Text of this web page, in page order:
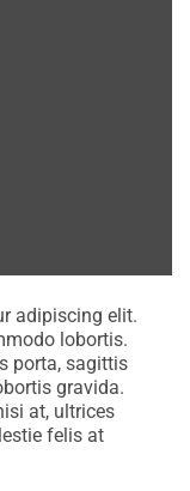
adipiscing elit.
lobortis.
porta, sagittis
gravida.
at, ultrices
felis at